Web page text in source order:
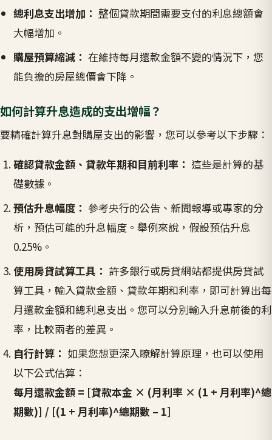
總利息支出增加： 整個貸款期間需要支付的利息總額會
大幅增加。
購屋預算縮減： 在維持每月還款金額不變的情況下，您
能負擔的房屋總價會下降。
如何計算升息造成的支出增幅？
要精確計算升息對購屋支出的影響，您可以參考以下步驟：
確認貸款金額、貸款年期和目前利率： 這些是計算的基
礎數據。
預估升息幅度： 參考央行的公告、新聞報導或專家的分
析，預估可能的升息幅度。舉例來說，假設預估升息
0.25%。
使用房貸試算工具： 許多銀行或房貸網站都提供房貸試
算工具，輸入貸款金額、貸款年期和利率，即可計算出每
月還款金額和總利息支出。您可以分別輸入升息前後的利
率，比較兩者的差異。
自行計算： 如果您想更深入瞭解計算原理，也可以使用
以下公式估算：
每月還款金額 = [貸款本金 × (月利率 × (1 + 月利率)^總
期數)] / [(1 + 月利率)^總期數 – 1]